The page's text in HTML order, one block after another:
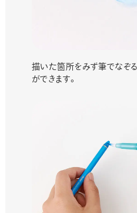
描いた箇所をみず筆でなぞ
ができます。